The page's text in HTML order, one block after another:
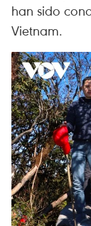
han sido
Vietnam.